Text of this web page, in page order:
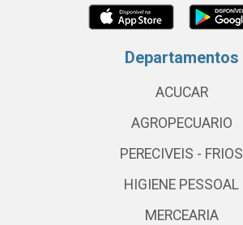
Departamentos
ACUCAR
AGROPECUARIO
PERECIVEIS - FRIOS
HIGIENE PESSOAL
MERCEARIA